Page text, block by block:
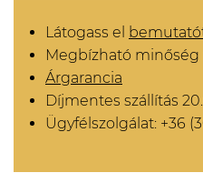
Látogass el
Megbízható minőség
Árgarancia
Díjmentes szállítás
Ügyfélszolgálat: +36